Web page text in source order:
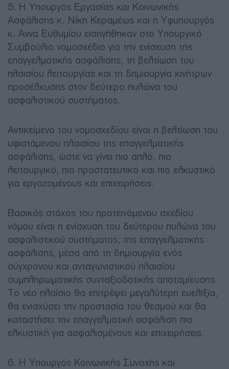
5. Η Υπουργός Εργασίας και Κοινωνικής
Ασφάλισης κ. Νίκη Κεραμέως και η Υφυπουργός
κ. Άννα Ευθυμίου εισηγήθηκαν στο Υπουργικό
Συμβούλιο νομοσχέδιο για την ενίσχυση της
επαγγελματικής ασφάλισης, τη βελτίωση του
πλαισίου λειτουργίας και τη δημιουργία κινήτρων
προσέλκυσης στον δεύτερο πυλώνα του
ασφαλιστικού συστήματος.
Αντικείμενο του νομοσχεδίου είναι η βελτίωση του
υφιστάμενου πλαισίου της επαγγελματικής
ασφάλισης, ώστε να γίνει πιο απλό, πιο
λειτουργικό, πιο προστατευτικό και πιο ελκυστικό
για εργαζομένους και επιχειρήσεις.
Βασικός στόχος του προτεινόμενου σχεδίου
νόμου είναι η ενίσχυση του δεύτερου πυλώνα του
ασφαλιστικού συστήματος, της επαγγελματικής
ασφάλισης, μέσα από τη δημιουργία ενός
σύγχρονου και ανταγωνιστικού πλαισίου
συμπληρωματικής συνταξιοδοτικής αποταμίευσης.
Το νέο πλαίσιο θα επιτρέψει μεγαλύτερη ευελιξία,
θα ενισχύσει την προστασία του θεσμού και θα
καταστήσει την επαγγελματική ασφάλιση πιο
ελκυστική για ασφαλισμένους και επιχειρήσεις.
6. Η Υπουργός Κοινωνικής Συνοχής και